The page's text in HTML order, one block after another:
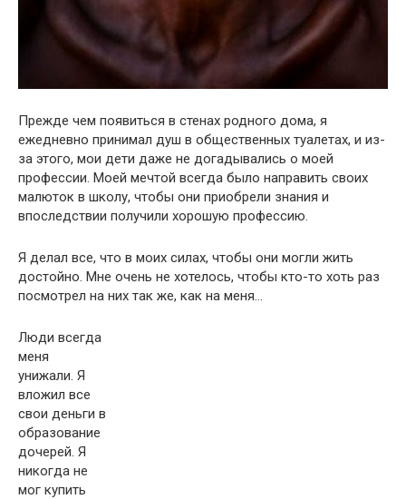
Прежде чем появиться в стенах родного дома, я
ежедневно принимал душ в общественных туалетах, и из-
за этого, мои дети даже не догадывались о моей
профессии. Моей мечтой всегда было направить своих
малюток в школу, чтобы они приобрели знания и
впоследствии получили хорошую профессию.
Я делал все, что в моих силах, чтобы они могли жить
достойно. Мне очень не хотелось, чтобы кто-то хоть раз
посмотрел на них так же, как на меня…
Люди всегда
меня
унижали. Я
вложил все
свои деньги в
образование
дочерей. Я
никогда не
мог купить